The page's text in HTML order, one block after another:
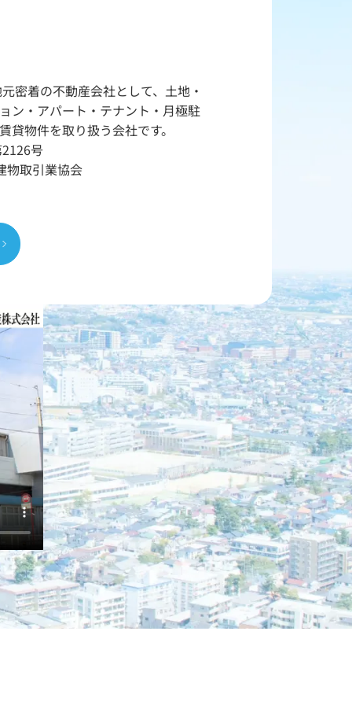
密着の不動産会社として、土地・
ン・アパート・テナント・月極駐
貸物件を取り扱う会社です。
号
物取引業協会